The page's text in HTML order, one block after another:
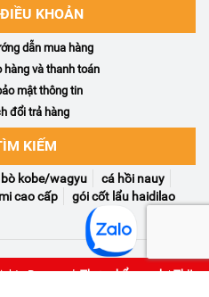
KHOẢN
dẫn mua hàng
hàng và thanh toán
mật thông tin
đổi trả hàng
KIẾM
kobe/wagyu
cá hồi nauy
cao cấp gói cốt lẩu haidilao
Reserved.Thực phẩm sạch|Thịt